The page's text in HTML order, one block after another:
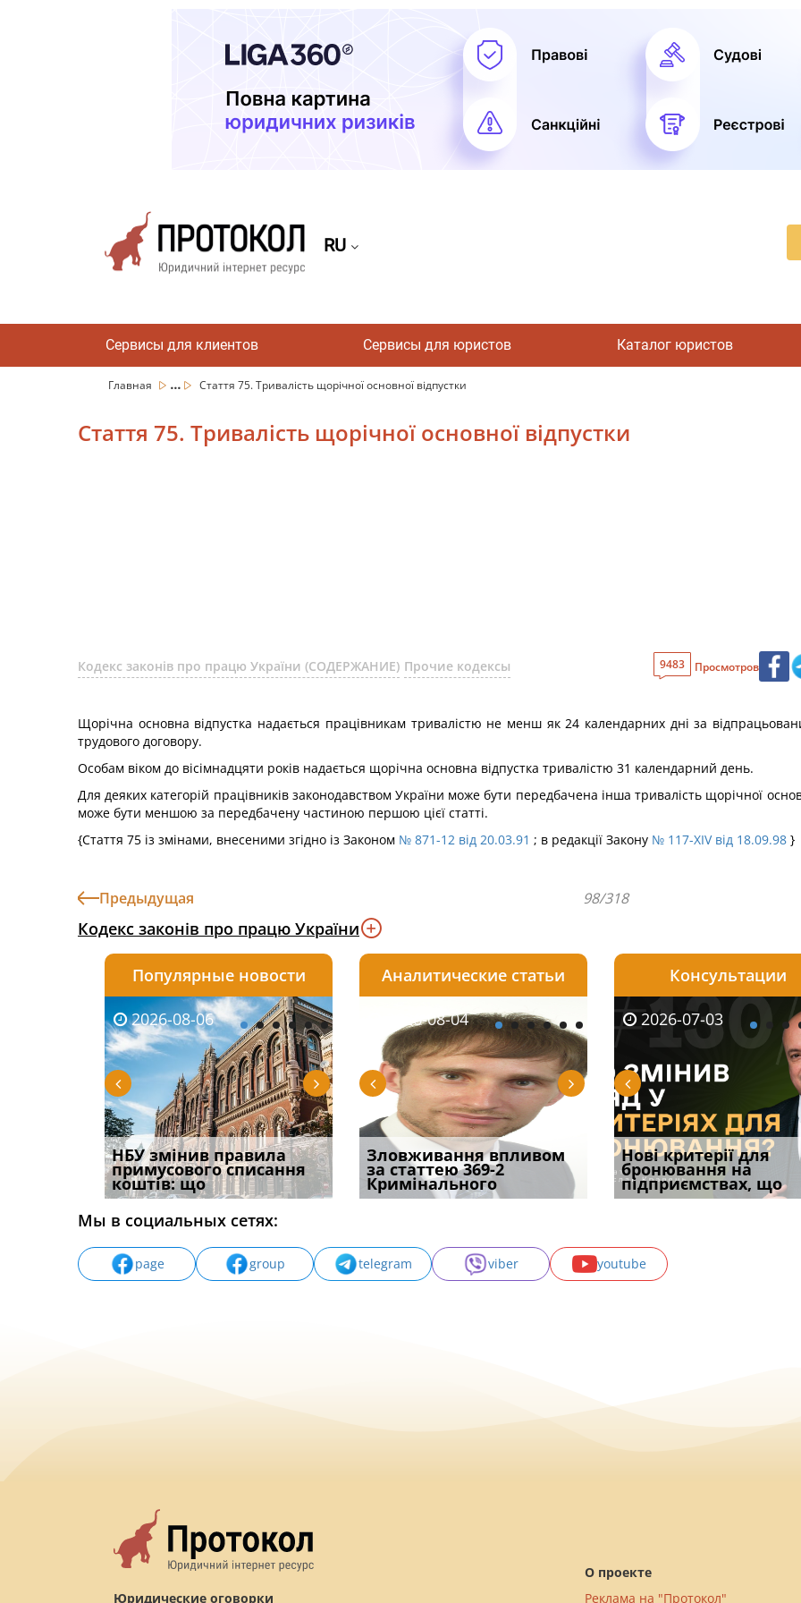
RU
Сервисы для клиентов Сервисы для юристов Каталог юристов
Главная ... Стаття 75. Тривалість щорічної основної відпустки
Стаття 75. Тривалість щорічної основної відпустки
Кодекс законів про працю України (СОДЕРЖАНИЕ) Прочие кодексы 9483 Просмотров
Щорічна основна відпустка надається працівникам тривалістю не менш як 24 календарних дні за
трудового договору.
Особам віком до вісімнадцяти років надається щорічна основна відпустка тривалістю 31 календарний день.
Для деяких категорій працівників законодавством України може бути передбачена інша тривалість щорічної
може бути меншою за передбачену частиною першою цієї статті.
{Стаття 75 із змінами, внесеними згідно із Законом № 871-12 від 20.03.91 ; в редакції Закону № 117-XIV від 18.09.98 }
Предыдущая 98/318
Кодекс законів про працю України
Популярные новости
2026-08-06
НБУ змінив правила
примусового списання
коштів: що
2026-08-06
Якщо суд встановив для
відшкодування шкоди
наявніс
2026-08-06
Документи, на яких не
проставляється
апостиль: пер
Аналитические статьи
2026-08-03
Водії можуть отримати
компенсацію за
незаконні дії
2026-08-04
Зловживання впливом
за статтею 369-2
Кримінального
2026-08-04
Переоформлення
відстрочки за іншою
підставою: нов
Консультации
2026-05-25
Кого з юристів замінить
ШІ, а хто зароблятиме
міль
2026-07-03
Нові критерії для
бронювання на
підприємствах, що
2026-07-30
Восьмий ААС
підтвердив, що
може скас
Мы в социальных сетях:
page group telegram viber youtube
Юридические оговорки
О проекте
Реклама на "Протокол"